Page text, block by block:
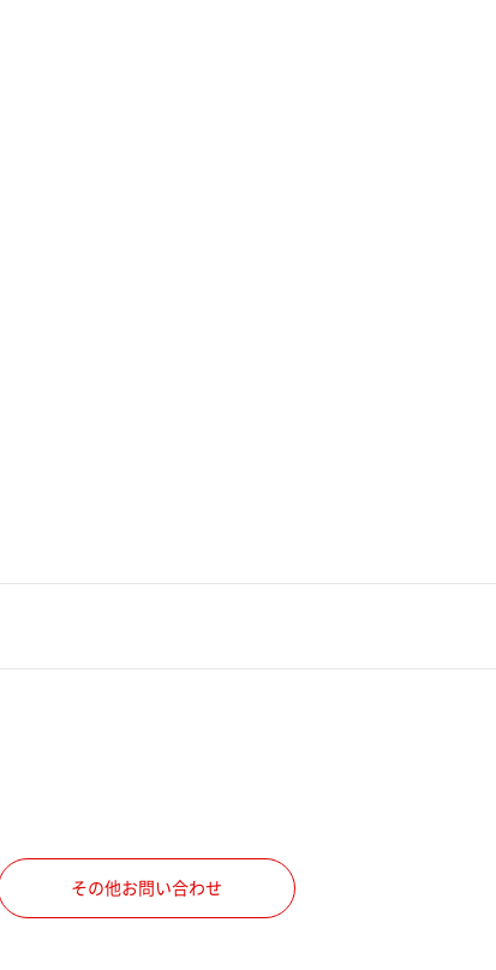
その他お問い合わせ